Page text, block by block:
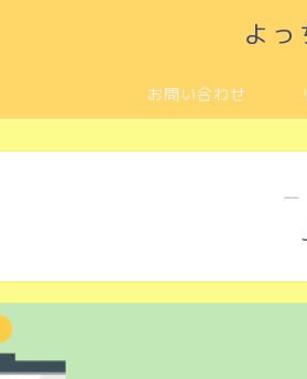
よ
お問い合わせ
―